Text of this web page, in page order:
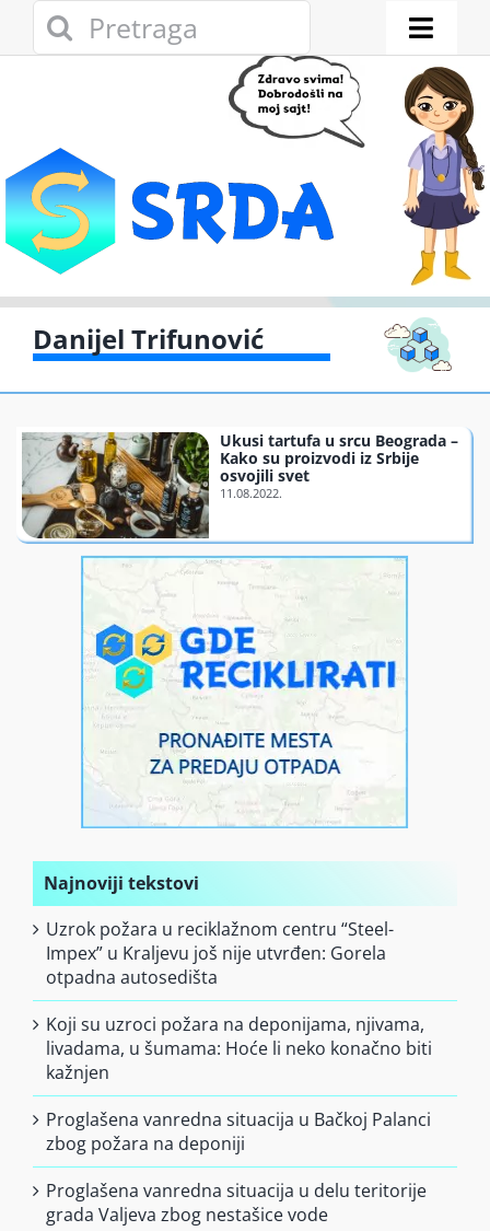
Search
for:
Toggle
Eko adresar
Eko pravo
Gde reciklirati
Zelena privreda
Finansiranje
O nama
Danijel Trifunović
Ukusi tartufa u srcu Beograda –
Kako su proizvodi iz Srbije
osvojili svet
Najnoviji tekstovi
Uzrok požara u reciklažnom centru “Steel-
Impex” u Kraljevu još nije utvrđen: Gorela
otpadna autosedišta
Koji su uzroci požara na deponijama, njivama,
livadama, u šumama: Hoće li neko konačno biti
kažnjen
Proglašena vanredna situacija u Bačkoj Palanci
zbog požara na deponiji
Proglašena vanredna situacija u delu teritorije
grada Valjeva zbog nestašice vode